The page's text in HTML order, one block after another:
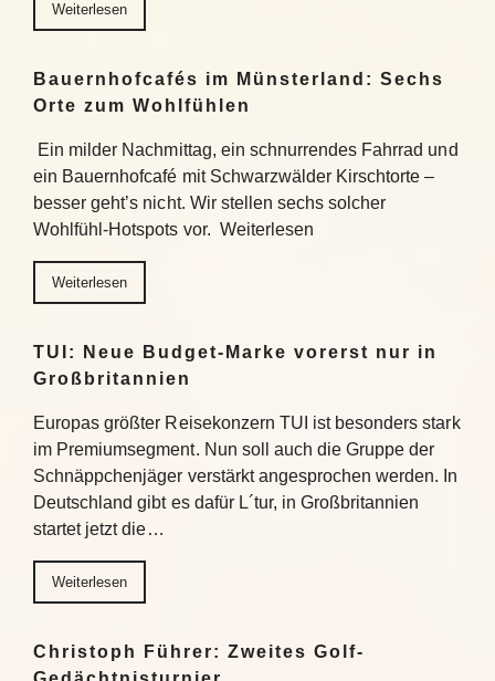
Weiterlesen
Bauernhofcafés im Münsterland: Sechs
Orte zum Wohlfühlen
Ein milder Nachmittag, ein schnurrendes Fahrrad und
ein Bauernhofcafé mit Schwarzwälder Kirschtorte –
besser geht’s nicht. Wir stellen sechs solcher
Wohlfühl-Hotspots vor. Weiterlesen
Weiterlesen
TUI: Neue Budget-Marke vorerst nur in
Großbritannien
Europas größter Reisekonzern TUI ist besonders stark
im Premiumsegment. Nun soll auch die Gruppe der
Schnäppchenjäger verstärkt angesprochen werden. In
Deutschland gibt es dafür L´tur, in Großbritannien
startet jetzt die…
Weiterlesen
Christoph Führer: Zweites Golf-